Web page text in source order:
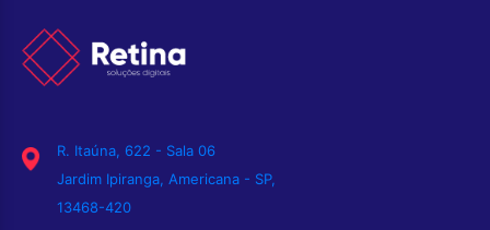
R. Itaúna, 622 - Sala 06
Jardim Ipiranga, Americana - SP,
13468-420